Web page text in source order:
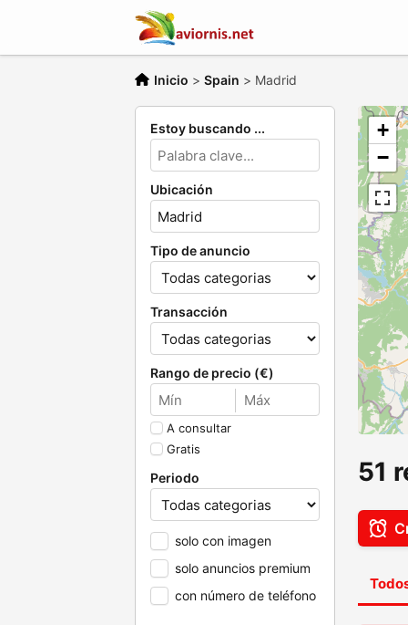
Inicio > Spain > Madrid
Estoy buscando ...
Ubicación
Tipo de anuncio
Transacción
Rango de precio (€)
A consultar
Gratis
Periodo
solo con imagen
solo anuncios premium
con número de teléfono
+
−
51